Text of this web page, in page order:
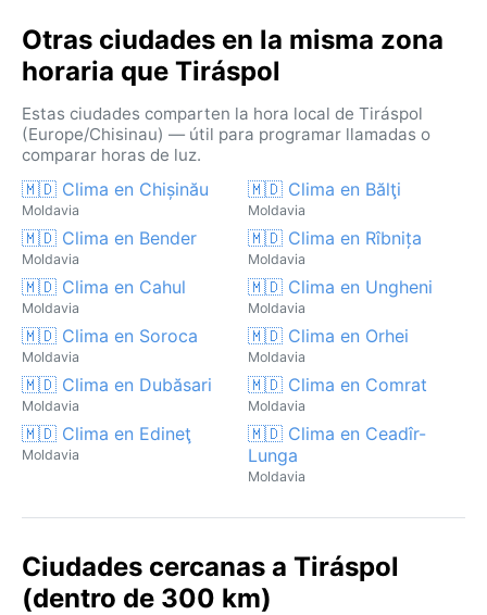
Otras ciudades en la misma zona
horaria que Tiráspol
Estas ciudades comparten la hora local de Tiráspol
(Europe/Chisinau) — útil para programar llamadas o
comparar horas de luz.
🇲🇩 Clima en Chișinău
Moldavia
🇲🇩 Clima en Bălţi
Moldavia
🇲🇩 Clima en Bender
Moldavia
🇲🇩 Clima en Rîbnița
Moldavia
🇲🇩 Clima en Cahul
Moldavia
🇲🇩 Clima en Ungheni
Moldavia
🇲🇩 Clima en Soroca
Moldavia
🇲🇩 Clima en Orhei
Moldavia
🇲🇩 Clima en Dubăsari
Moldavia
🇲🇩 Clima en Comrat
Moldavia
🇲🇩 Clima en Edineţ
Moldavia
🇲🇩 Clima en Ceadîr-
Lunga
Moldavia
Ciudades cercanas a Tiráspol
(dentro de 300 km)